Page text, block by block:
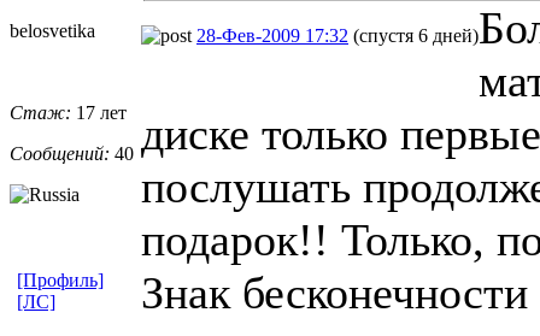
belosvetika
Стаж: 17 лет
Сообщений: 40
28-Фев-2009 17:32 (спустя 6 дней)
диске только
послушать
подарок!! Только,
Знак
[Профиль]
[ЛС]